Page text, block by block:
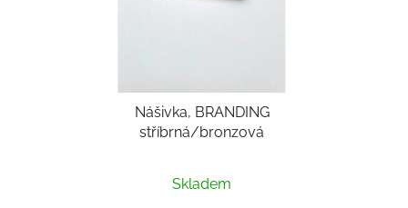
Nášivka, BRANDING
stříbrná/bronzová
hodnocení
Skladem